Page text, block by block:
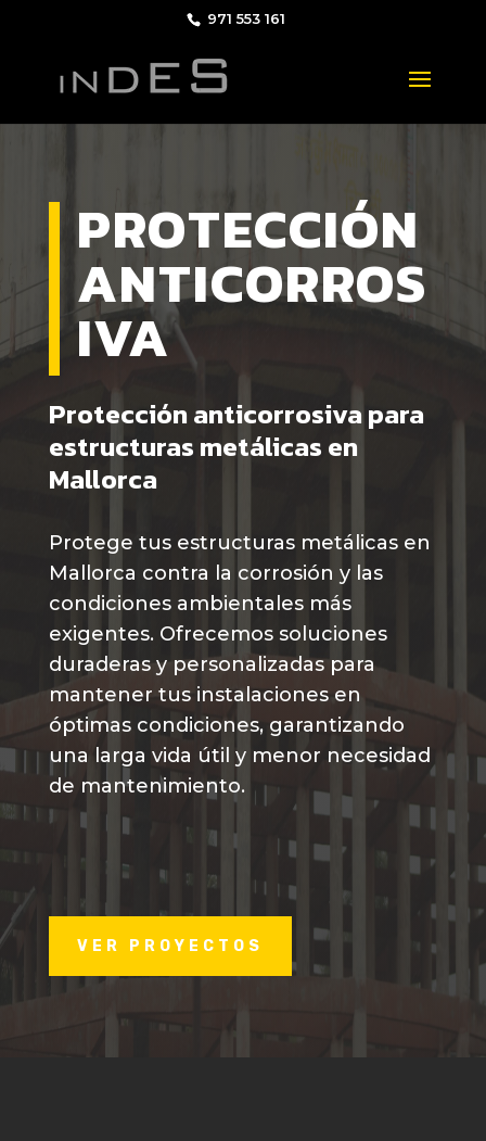
971 553 161
PROTECCIÓN
ANTICORROS
IVA
Protección anticorrosiva para
estructuras metálicas en
Mallorca
Protege tus estructuras metálicas en
Mallorca contra la corrosión y las
condiciones ambientales más
exigentes. Ofrecemos soluciones
duraderas y personalizadas para
mantener tus instalaciones en
óptimas condiciones, garantizando
una larga vida útil y menor necesidad
de mantenimiento.
VER PROYECTOS